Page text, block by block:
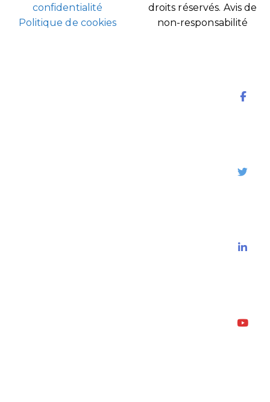
confidentialité
Politique de cookies
droits réservés. Avis de
non-responsabilité